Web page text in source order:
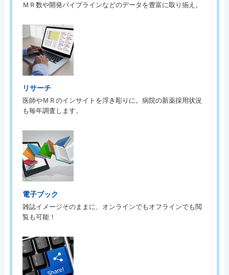
ＭＲ数や開発パイプラインなどのデータを豊富に取り揃え。
リサーチ
医師やＭＲのインサイトを浮き彫りに。病院の新薬採用状況
も毎年調査します。
電子ブック
雑誌イメージそのままに、オンラインでもオフラインでも閲
覧も可能！